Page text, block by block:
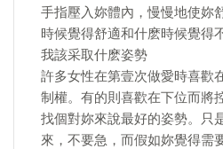
手指壓入妳體內，慢慢地使妳
時候覺得舒適和什麽時候覺得
我該采取什麽姿勢
許多女性在第壹次做愛時喜歡
制權。有的則喜歡在下位而將
找個對妳來說最好的姿勢。只
來，不要急，而假如妳覺得需